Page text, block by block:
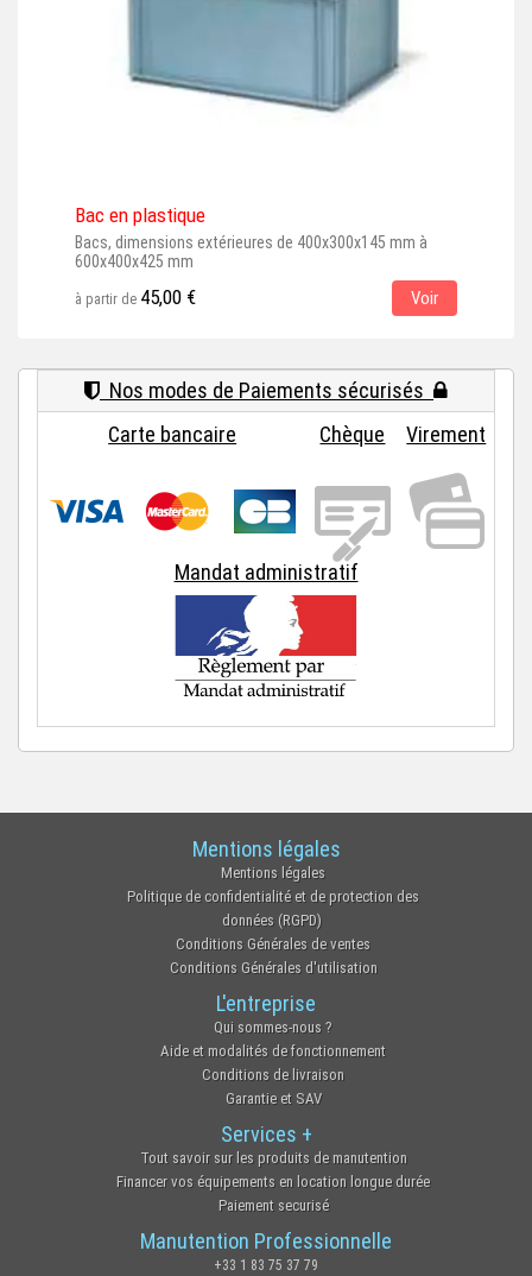
Bac en plastique
Bacs, dimensions extérieures de 400x300x145 mm à
600x400x425 mm
à partir de 45,00 € Voir
Nos modes de Paiements sécurisés
Carte bancaire
Chèque Virement
Mandat administratif
Mentions légales
Mentions légales
Politique de confidentialité et de protection des
données (RGPD)
Conditions Générales de ventes
Conditions Générales d'utilisation
L'entreprise
Qui sommes-nous ?
Aide et modalités de fonctionnement
Conditions de livraison
Garantie et SAV
Services +
Tout savoir sur les produits de manutention
Financer vos équipements en location longue durée
Paiement securisé
Manutention Professionnelle
+33 1 83 75 37 79